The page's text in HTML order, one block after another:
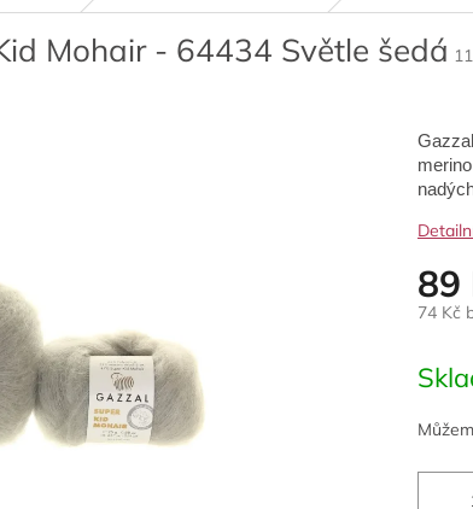
Mohair - 64434 Světle šedá
89
74 Kč
cena: